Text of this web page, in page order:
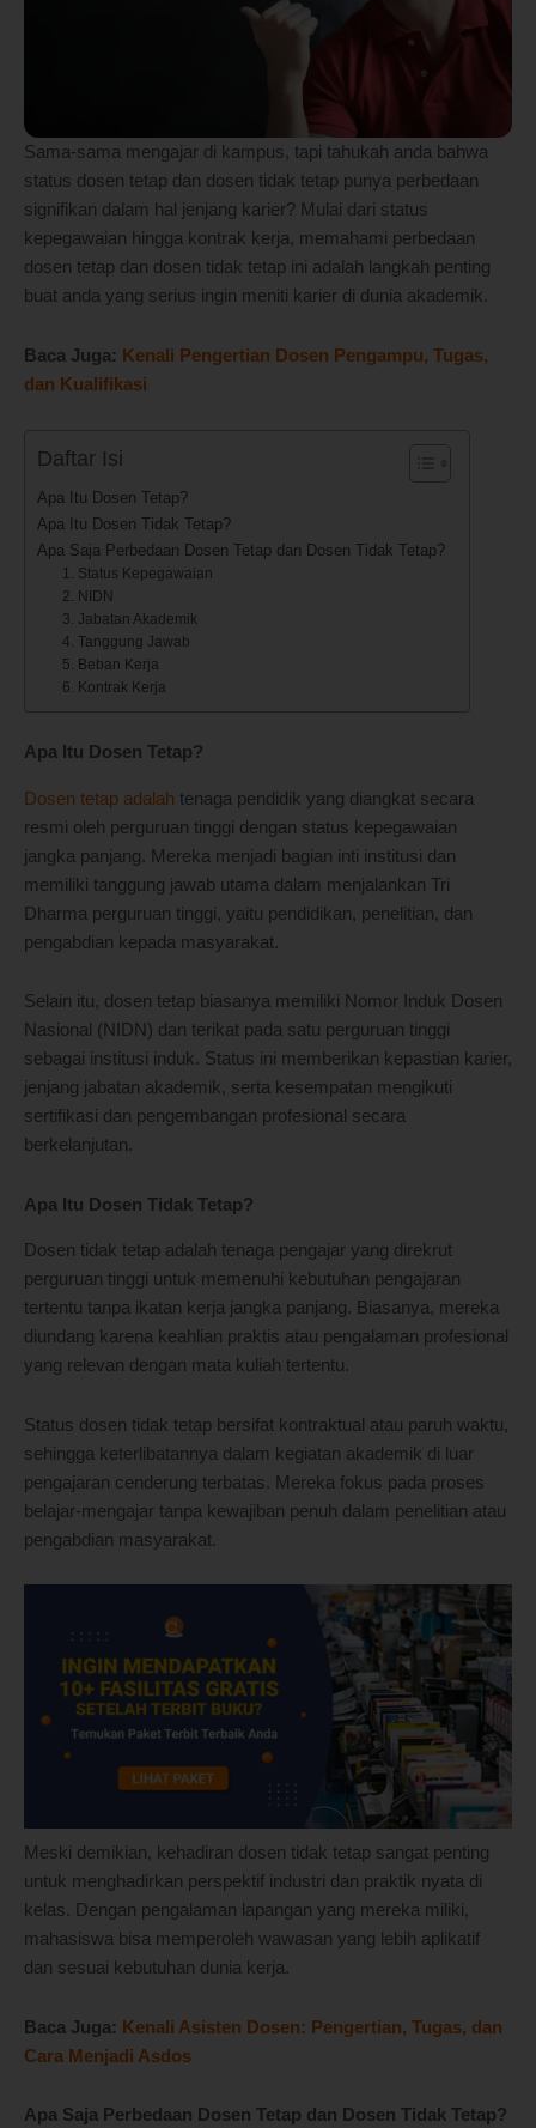
Sama-sama mengajar di kampus, tapi tahukah anda bahwa
status dosen tetap dan dosen tidak tetap punya perbedaan
signifikan dalam hal jenjang karier? Mulai dari status
kepegawaian hingga kontrak kerja, memahami perbedaan
dosen tetap dan dosen tidak tetap ini adalah langkah penting
buat anda yang serius ingin meniti karier di dunia akademik.
Baca Juga: Kenali Pengertian Dosen Pengampu, Tugas,
dan Kualifikasi
Daftar Isi
Apa Itu Dosen Tetap?
Apa Itu Dosen Tidak Tetap?
Apa Saja Perbedaan Dosen Tetap dan Dosen Tidak Tetap?
1. Status Kepegawaian
2. NIDN
3. Jabatan Akademik
4. Tanggung Jawab
5. Beban Kerja
6. Kontrak Kerja
Apa Itu Dosen Tetap?
Dosen tetap adalah tenaga pendidik yang diangkat secara
resmi oleh perguruan tinggi dengan status kepegawaian
jangka panjang. Mereka menjadi bagian inti institusi dan
memiliki tanggung jawab utama dalam menjalankan Tri
Dharma perguruan tinggi, yaitu pendidikan, penelitian, dan
pengabdian kepada masyarakat.
Selain itu, dosen tetap biasanya memiliki Nomor Induk Dosen
Nasional (NIDN) dan terikat pada satu perguruan tinggi
sebagai institusi induk. Status ini memberikan kepastian karier,
jenjang jabatan akademik, serta kesempatan mengikuti
sertifikasi dan pengembangan profesional secara
berkelanjutan.
Apa Itu Dosen Tidak Tetap?
Dosen tidak tetap adalah tenaga pengajar yang direkrut
perguruan tinggi untuk memenuhi kebutuhan pengajaran
tertentu tanpa ikatan kerja jangka panjang. Biasanya, mereka
diundang karena keahlian praktis atau pengalaman profesional
yang relevan dengan mata kuliah tertentu.
Status dosen tidak tetap bersifat kontraktual atau paruh waktu,
sehingga keterlibatannya dalam kegiatan akademik di luar
pengajaran cenderung terbatas. Mereka fokus pada proses
belajar-mengajar tanpa kewajiban penuh dalam penelitian atau
pengabdian masyarakat.
Meski demikian, kehadiran dosen tidak tetap sangat penting
untuk menghadirkan perspektif industri dan praktik nyata di
kelas. Dengan pengalaman lapangan yang mereka miliki,
mahasiswa bisa memperoleh wawasan yang lebih aplikatif
dan sesuai kebutuhan dunia kerja.
Baca Juga: Kenali Asisten Dosen: Pengertian, Tugas, dan
Cara Menjadi Asdos
Apa Saja Perbedaan Dosen Tetap dan Dosen Tidak Tetap?